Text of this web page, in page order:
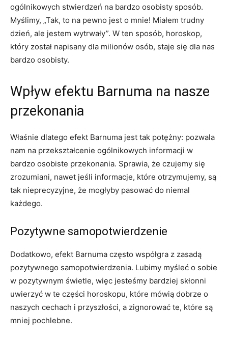
ogólnikowych stwierdzeń na bardzo osobisty sposób.
Myślimy, „Tak, to na pewno jest o mnie! Miałem trudny
dzień, ale jestem wytrwały”. W ten sposób, horoskop,
który został napisany dla milionów osób, staje się dla nas
bardzo osobisty.
Wpływ efektu Barnuma na nasze
przekonania
Właśnie dlatego efekt Barnuma jest tak potężny: pozwala
nam na przekształcenie ogólnikowych informacji w
bardzo osobiste przekonania. Sprawia, że czujemy się
zrozumiani, nawet jeśli informacje, które otrzymujemy, są
tak nieprecyzyjne, że mogłyby pasować do niemal
każdego.
Pozytywne samopotwierdzenie
Dodatkowo, efekt Barnuma często współgra z zasadą
pozytywnego samopotwierdzenia. Lubimy myśleć o sobie
w pozytywnym świetle, więc jesteśmy bardziej skłonni
uwierzyć w te części horoskopu, które mówią dobrze o
naszych cechach i przyszłości, a zignorować te, które są
mniej pochlebne.